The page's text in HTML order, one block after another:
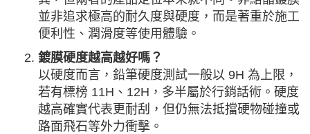
並非追求極高的耐久度與硬度，而是著重於施工
便利性、潤滑度等使用體驗。
鍍膜硬度越高越好嗎？
以硬度而言，鉛筆硬度測試一般以 9H 為上限，
若有標榜 11H、12H，多半屬於行銷話術。硬度
越高確實代表更耐刮，但仍無法抵擋硬物碰撞或
路面飛石等外力衝擊。